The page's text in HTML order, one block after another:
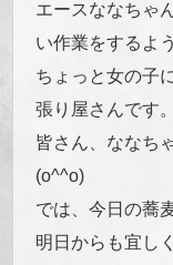
エースななちゃ
い作業をするよ
ちょっと女の子
張り屋さんです。
皆さん、ななち
(o^^o)
では、今日の蕎
明日からも宜し